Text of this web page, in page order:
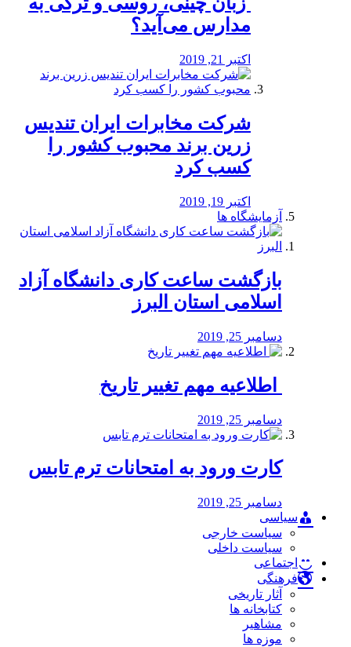
مدارس می‌آید؟
اکتبر 21, 2019
شرکت مخابرات ایران تندیس
زرین برند محبوب کشور را
کسب کرد
اکتبر 19, 2019
آزمایشگاه ها
بازگشت ساعت کاری دانشگاه آزاد
اسلامی استان البرز
دسامبر 25, 2019
️ اطلاعیه مهم تغییر تاریخ
دسامبر 25, 2019
کارت ورود به امتحانات ترم تابس
دسامبر 25, 2019
سیاسی
سیاست خارجی
سیاست داخلی
اجتماعی
فرهنگی
آثار تاریخی
کتابخانه ها
مشاهیر
موزه ها